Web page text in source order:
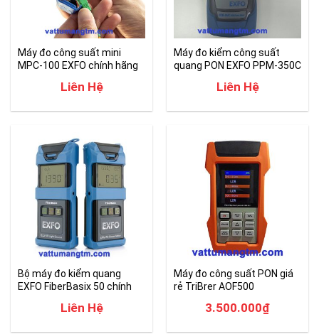
Máy đo công suất mini
MPC-100 EXFO chính hãng
Liên Hệ
Máy đo kiểm công suất
quang PON EXFO PPM-350C
Liên Hệ
Bộ máy đo kiểm quang
EXFO FiberBasix 50 chính
Liên Hệ
Máy đo công suất PON giá
rẻ TriBrer AOF500
3.500.000₫